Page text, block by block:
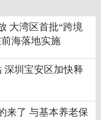
大湾区首批“跨境
海落地实施
深圳宝安区加快释
来了 与基本养老保